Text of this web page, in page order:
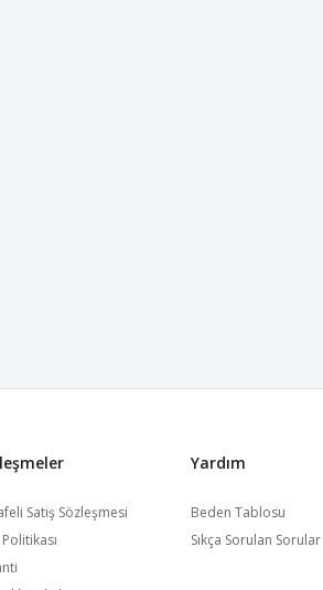
Satış Sözleşmesi
Yardım
Beden Tablosu
Sıkça Sorulan Sorular